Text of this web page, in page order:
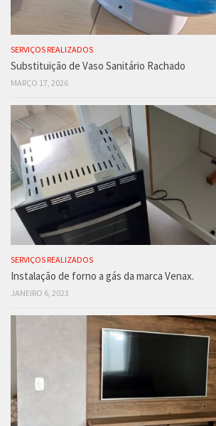
SERVIÇOS REALIZADOS
Substituição de Vaso Sanitário Rachado
MARÇO 17, 2026
SERVIÇOS REALIZADOS
Instalação de forno a gás da marca Venax.
JANEIRO 6, 2023